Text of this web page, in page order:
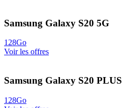
Samsung Galaxy S20 5G
128Go
Voir les offres
Samsung Galaxy S20 PLUS
128Go